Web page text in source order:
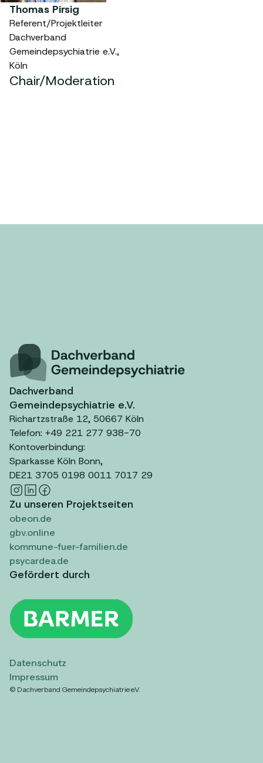
Thomas Pirsig
Referent/Projektleiter
Dachverband
Gemeindepsychiatrie e.V.,
Köln
Chair/Moderation
Dachverband
Gemeindepsychiatrie e.V.
Richartzstraße 12, 50667 Köln
Telefon: +49 221 277 938-70
Kontoverbindung:
Sparkasse Köln Bonn,
DE21 3705 0198 0011 7017 29
Zu unseren Projektseiten
obeon.de
gbv.online
kommune-fuer-familien.de
psycardea.de
Gefördert durch
Datenschutz
Impressum
© Dachverband Gemeindepsychiatrie e.V.